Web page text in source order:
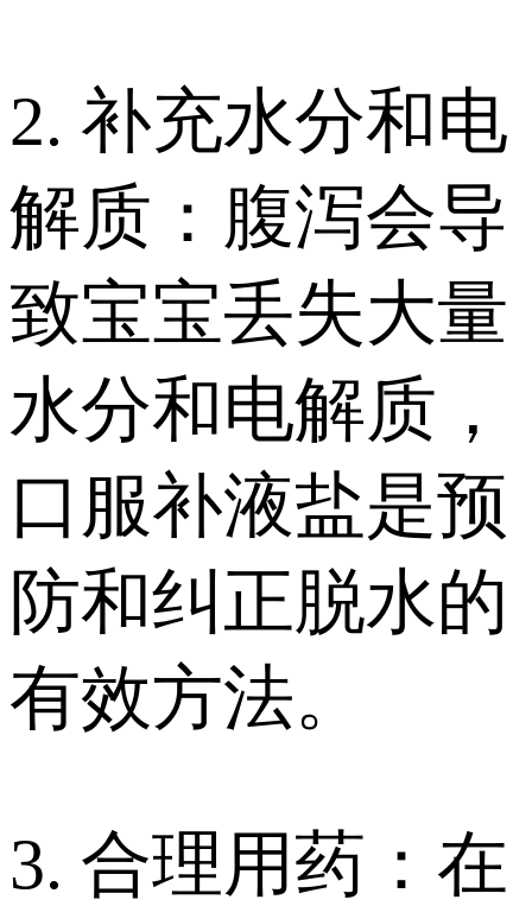
2. 补充水分和电
解质：腹泻会导
致宝宝丢失大量
水分和电解质，
口服补液盐是预
防和纠正脱水的
有效方法。
3. 合理用药：在